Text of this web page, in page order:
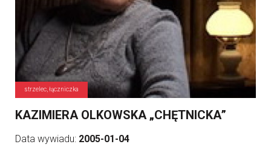
strzelec, łączniczka
KAZIMIERA OLKOWSKA „CHĘTNICKA”
Data wywiadu: 2005-01-04